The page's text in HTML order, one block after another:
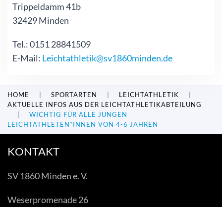
Trippeldamm 41b
32429 Minden
Tel.: 0151 28841509
E-Mail: Leichtathletik@sv1860minden.de
HOME SPORTARTEN
LEICHTATHLETIK
AKTUELLE INFOS AUS DER LEICHTATHLETIKABTEILUNG
WICHTIG FÜR ALLE JUNGEN
LEICHTATHLETEN*INNEN VON 4-6 JAHREN
KONTAKT
SV 1860 Minden e. V.
Weserpromenade 26